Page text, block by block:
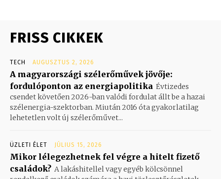
FRISS CIKKEK
TECH AUGUSZTUS 2, 2026
A magyarországi szélerőművek jövője:
fordulóponton az energiapolitika Évtizedes
csendet követően 2026-ban valódi fordulat állt be a hazai
szélenergia-szektorban. Miután 2016 óta gyakorlatilag
lehetetlen volt új szélerőművet...
ÜZLETI ÉLET JÚLIUS 15, 2026
Mikor lélegezhetnek fel végre a hitelt fizető
családok? A lakáshitellel vagy egyéb kölcsönnel